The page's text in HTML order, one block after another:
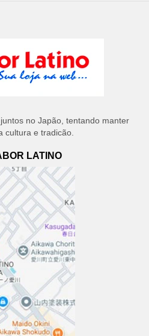
no Japão, tentando manter
cultura e tradicão.
LATINO